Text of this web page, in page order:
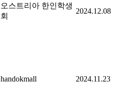
오스트리아 한인학생
회
2024.12.08
handokmall 2024.11.23